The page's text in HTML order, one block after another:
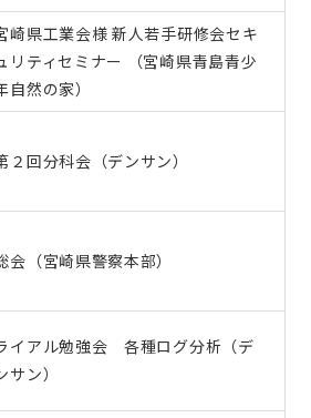
崎県工業会様 新人若手研修会セキ
リティセミナー （宮崎県青島青少
自然の家）
２回分科会（デンサン）
会（宮崎県警察本部）
イアル勉強会 各種ログ分析（デ
サン）